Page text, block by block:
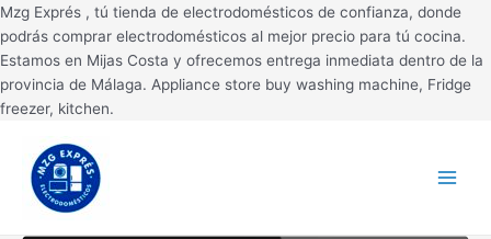
Mzg Exprés , tú tienda de electrodomésticos de confianza, donde
podrás comprar electrodomésticos al mejor precio para tú cocina.
Estamos en Mijas Costa y ofrecemos entrega inmediata dentro de la
provincia de Málaga. Appliance store buy washing machine, Fridge
freezer, kitchen.
Ir
al
contenido
Menu